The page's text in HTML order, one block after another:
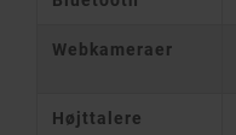
Webkameraer
Højttalere